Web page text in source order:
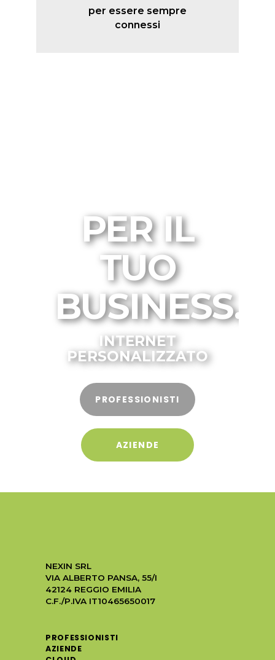
per essere sempre
connessi
PER IL
TUO
BUSINESS.
INTERNET
PERSONALIZZATO
PROFESSIONISTI
AZIENDE
NEXIN SRL
VIA ALBERTO PANSA, 55/I
42124 REGGIO EMILIA
C.F./P.IVA IT10465650017
PROFESSIONISTI
AZIENDE